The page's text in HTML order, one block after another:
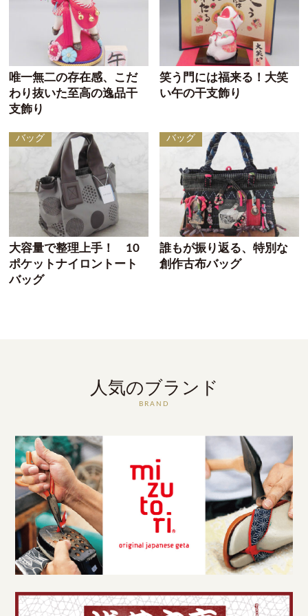
唯一無二の存在感、こだ
わり抜いた至高の逸品干
支飾り
笑う門には福来る！大笑
い午の干支飾り
バッグ
大容量で整理上手！ 10
ポケットナイロントート
バッグ
バッグ
誰もが振り返る、特別な
創作古布バッグ
人気のブランド
BRAND